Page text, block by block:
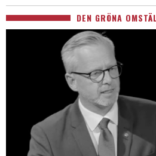
DEN GRÖNA